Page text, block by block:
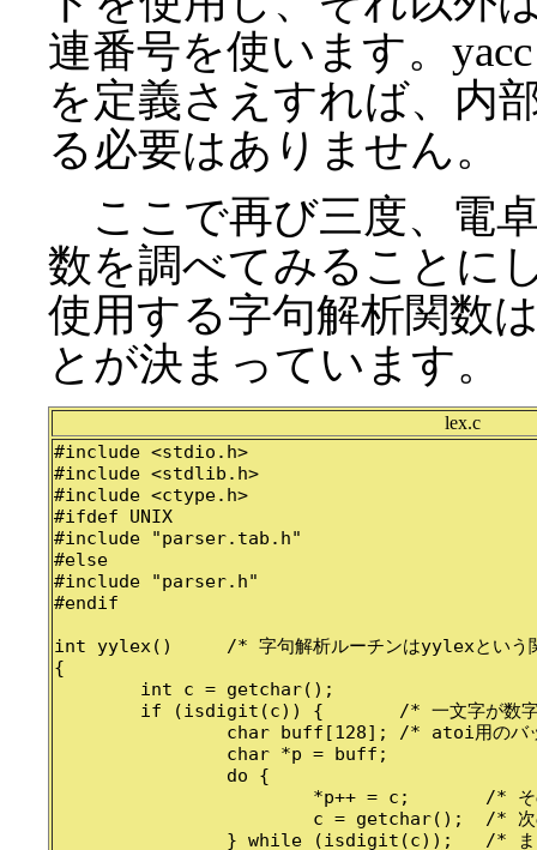
連番号を使います。
を定義さえすれば、内
る必要はありません。
ここで再び三度、電
数を調べてみることに
使用する字句解析関数
とが決まっています。
lex.c
#include <stdio.h>
#include <stdlib.h>
#include <ctype.h>
#ifdef UNIX
#include "parser.tab.h"
#else
#include "parser.h"
#endif
int yylex()	/* 字句解析ルーチンはyylexという関数にする */
{